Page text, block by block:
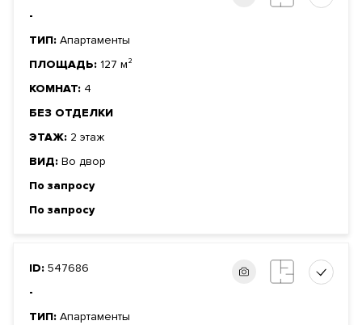
-
ТИП: Апартаменты
ПЛОЩАДЬ: 127 м²
КОМНАТ: 4
БЕЗ ОТДЕЛКИ
ЭТАЖ: 2 этаж
ВИД: Во двор
По запросу
По запросу
ID: 547686
-
ТИП: Апартаменты